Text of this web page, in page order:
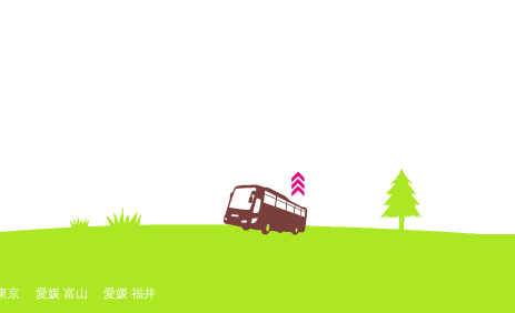
京 愛媛 富山 愛媛 福井